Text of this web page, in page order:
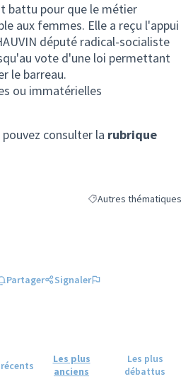
battu pour que le métier
aux femmes. Elle a reçu l'appui
député radical-socialiste
vote d'une loi permettant
le barreau.
ou immatérielles
consulter la rubrique
Filtrer les résultats de
Autres thématiques
Partager Signaler
Les plus
anciens
Les plus
débattus